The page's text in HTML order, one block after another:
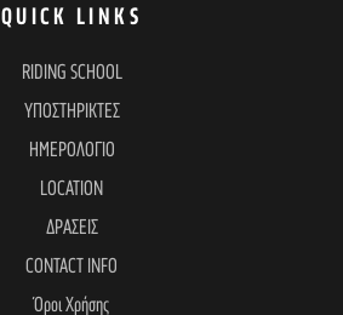
QUICK LINKS
RIDING SCHOOL
ΥΠΟΣΤΗΡΙΚΤΕΣ
ΗΜΕΡΟΛΟΓΙΟ
LOCATION
ΔΡΑΣΕΙΣ
CONTACT INFO
Όροι Χρήσης